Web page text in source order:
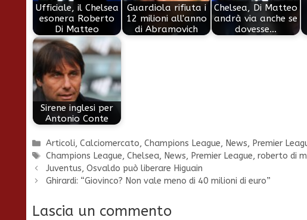
Ufficiale, il Chelsea
esonera Roberto
Di Matteo
Guardiola rifiuta i
12 milioni all'anno
di Abramovich
Chelsea, Di Matteo
andrà via anche se
dovesse…
Sirene inglesi per
Antonio Conte
Categorie
Articoli,Calciomercato,Champions League, News, Premier
Tag
Champions League,Chelsea, News, Premier League,roberto di
Juventus, Osvaldo può liberare Higuain
Ghirardi: “Giovinco? Non vale meno di 40 milioni di euro”
Lascia un commento